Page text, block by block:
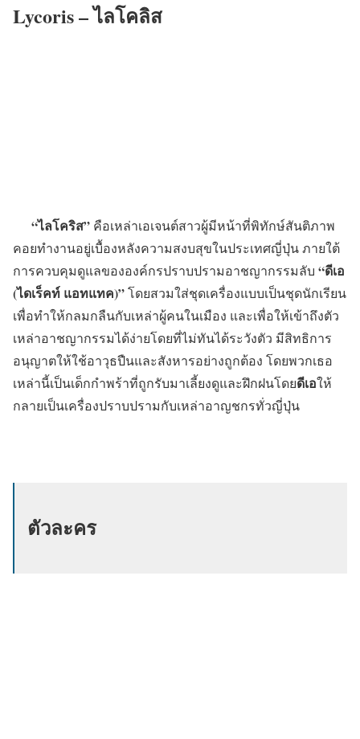
Lycoris – ไลโคลิส
“ไลโคริส” คือเหล่าเอเจนต์สาวผู้มีหน้าที่พิทักษ์สันติภาพ
คอยทำงานอยู่เบื้องหลังความสงบสุขในประเทศญี่ปุ่น ภายใต้
การควบคุมดูแลขององค์กรปราบปรามอาชญากรรมลับ “ดีเอ
(ไดเร็คท์ แอทแทค)”โดยสวมใส่ชุดเครื่องแบบเป็นชุดนักเรียน
เพื่อทำให้กลมกลืนกับเหล่าผู้คนในเมือง และเพื่อให้เข้าถึงตัว
เหล่าอาชญากรรมได้ง่ายโดยที่ไม่ทันได้ระวังตัว มีสิทธิการ
อนุญาตให้ใช้อาวุธปืนและสังหารอย่างถูกต้อง โดยพวกเธอ
เหล่านี้เป็นเด็กกำพร้าที่ถูกรับมาเลี้ยงดูและฝึกฝนโดยดีเอให้
กลายเป็นเครื่องปราบปรามกับเหล่าอาญชกรทั่วญี่ปุ่น
ตัวละคร